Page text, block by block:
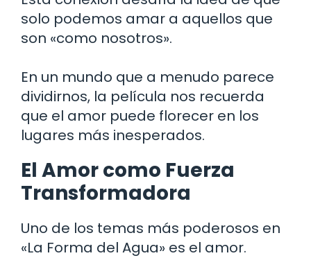
solo podemos amar a aquellos que
son «como nosotros».
En un mundo que a menudo parece
dividirnos, la película nos recuerda
que el amor puede florecer en los
lugares más inesperados.
El Amor como Fuerza
Transformadora
Uno de los temas más poderosos en
«La Forma del Agua» es el amor.